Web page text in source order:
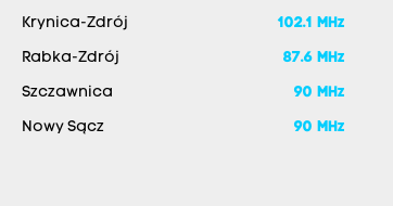
Krynica-Zdrój 102.1 MHz
Rabka-Zdrój 87.6 MHz
Szczawnica 90 MHz
Nowy Sącz 90 MHz